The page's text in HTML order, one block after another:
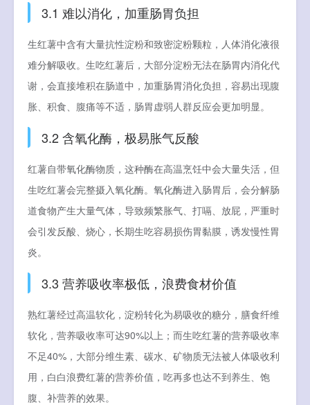
3.1 难以消化，加重肠胃负担
生红薯中含有大量抗性淀粉和致密淀粉颗粒，人体消化液很
难分解吸收。生吃红薯后，大部分淀粉无法在肠胃内消化代
谢，会直接堆积在肠道中，加重肠胃消化负担，容易出现腹
胀、积食、腹痛等不适，肠胃虚弱人群反应会更加明显。
3.2 含氧化酶，极易胀气反酸
红薯自带氧化酶物质，这种酶在高温烹饪中会大量失活，但
生吃红薯会完整摄入氧化酶。氧化酶进入肠胃后，会分解肠
道食物产生大量气体，导致频繁胀气、打嗝、放屁，严重时
会引发反酸、烧心，长期生吃容易损伤胃黏膜，诱发慢性胃
炎。
3.3 营养吸收率极低，浪费食材价值
熟红薯经过高温软化，淀粉转化为易吸收的糖分，膳食纤维
软化，营养吸收率可达90%以上；而生吃红薯的营养吸收率
不足40%，大部分维生素、碳水、矿物质无法被人体吸收利
用，白白浪费红薯的营养价值，吃再多也达不到养生、饱
腹、补营养的效果。